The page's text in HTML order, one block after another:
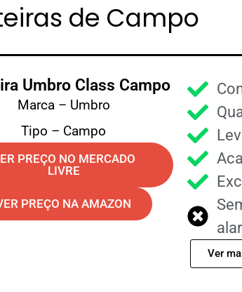
de Campo
Umbro Class Campo
Marca – Umbro
Tipo – Campo
PREÇO NO MERCADO
LIVRE
PREÇO NA AMAZON
Ver